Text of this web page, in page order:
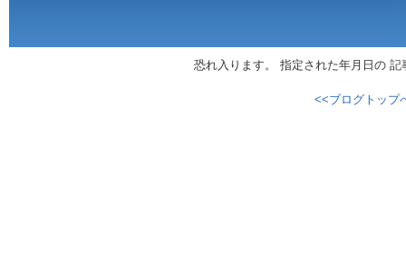
恐れ入ります。 指定された年月日の
<<ブログトップ